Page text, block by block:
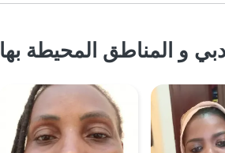
و المناطق المحيطة بها